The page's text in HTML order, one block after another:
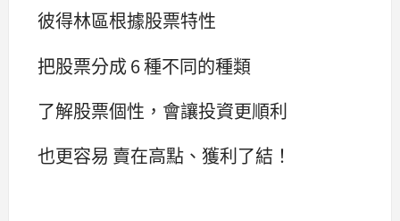
彼得林區根據股票特性
把股票分成 6 種不同的種類
了解股票個性，會讓投資更順利
也更容易 賣在高點、獲利了結！